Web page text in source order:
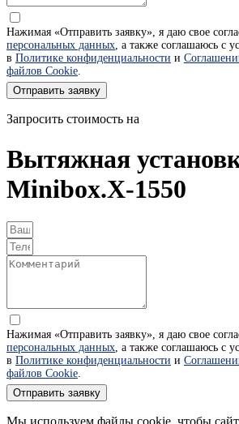
Нажимая «Отправить заявку», я даю свое
персональных данных, а также соглашаюсь с
в Политике конфиденциальности и
файлов Cookie.
Отправить заявку
Запросить стоимость на
Вытяжная
Minibox.X-1550
Нажимая «Отправить заявку», я даю свое
персональных данных , а также соглашаюсь с
в Политике конфиденциальности и
файлов Cookie
Отправить заявку
Мы используем файлы cookie, чтобы